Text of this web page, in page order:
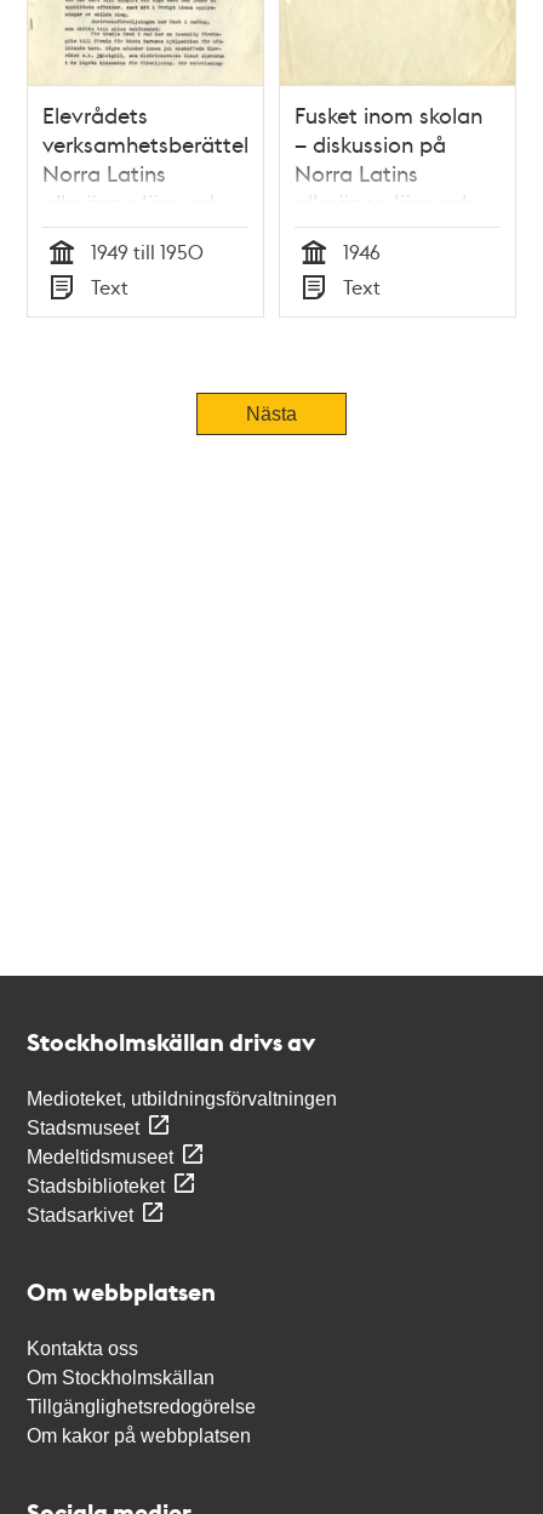
Elevrådets
verksamhetsberättelse
Norra Latins
allmänna läroverk
för gossar – 1949-
1950
Tid
1949 till 1950
Typ
Text
Fusket inom skolan
– diskussion på
Norra Latins
allmänna läroverk
för gossar 1946
Tid
1946
Typ
Text
Nästa
Stockholmskällan drivs av
Medioteket, utbildningsförvaltningen
Stadsmuseet
Medeltidsmuseet
Stadsbiblioteket
Stadsarkivet
Om webbplatsen
Kontakta oss
Om Stockholmskällan
Tillgänglighetsredogörelse
Om kakor på webbplatsen